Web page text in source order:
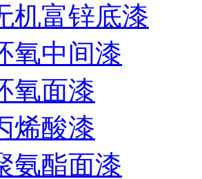
机富锌底漆
氧中间漆
氧面漆
烯酸漆
氨酯面漆